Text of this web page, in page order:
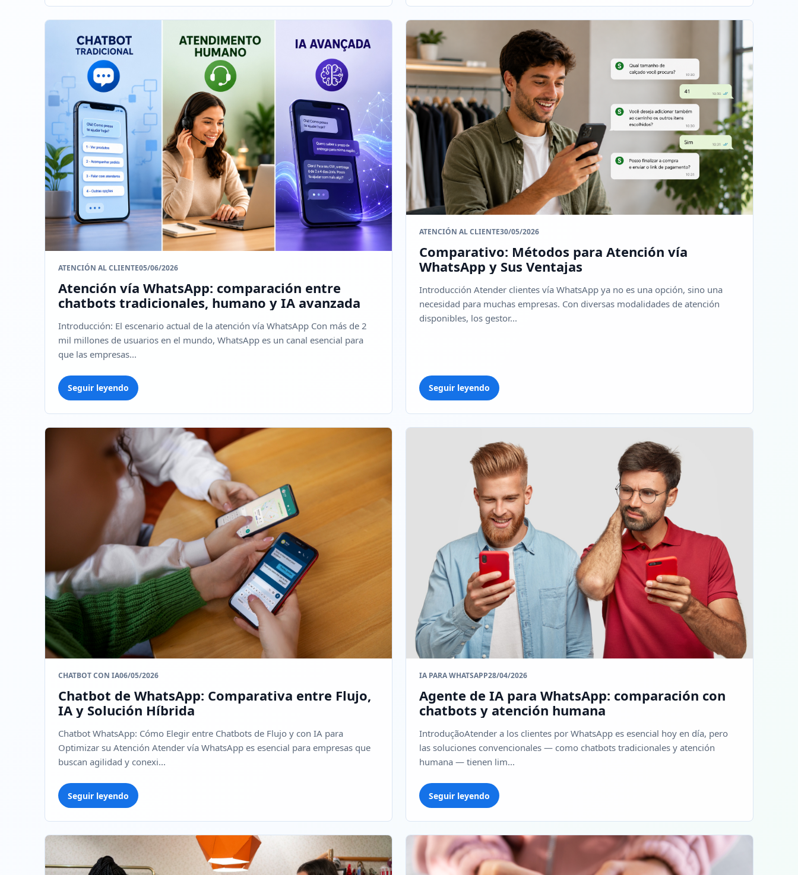
ATENCIÓN AL CLIENTE05/06/2026
Atención vía WhatsApp: comparación entre
chatbots tradicionales, humano y IA avanzada
Introducción: El escenario actual de la atención vía WhatsApp Con más de 2
mil millones de usuarios en el mundo, WhatsApp es un canal esencial para
que las empresas...
Seguir leyendo
ATENCIÓN AL CLIENTE30/05/2026
Comparativo: Métodos para Atención vía
WhatsApp y Sus Ventajas
Introducción Atender clientes vía WhatsApp ya no es una opción, sino una
necesidad para muchas empresas. Con diversas modalidades de atención
disponibles, los gestor...
Seguir leyendo
CHATBOT CON IA06/05/2026
Chatbot de WhatsApp: Comparativa entre Flujo,
IA y Solución Híbrida
Chatbot WhatsApp: Cómo Elegir entre Chatbots de Flujo y con IA para
Optimizar su Atención Atender vía WhatsApp es esencial para empresas que
buscan agilidad y conexi...
Seguir leyendo
IA PARA WHATSAPP28/04/2026
Agente de IA para WhatsApp: comparación con
chatbots y atención humana
IntroduçãoAtender a los clientes por WhatsApp es esencial hoy en día, pero
las soluciones convencionales — como chatbots tradicionales y atención
humana — tienen lim...
Seguir leyendo